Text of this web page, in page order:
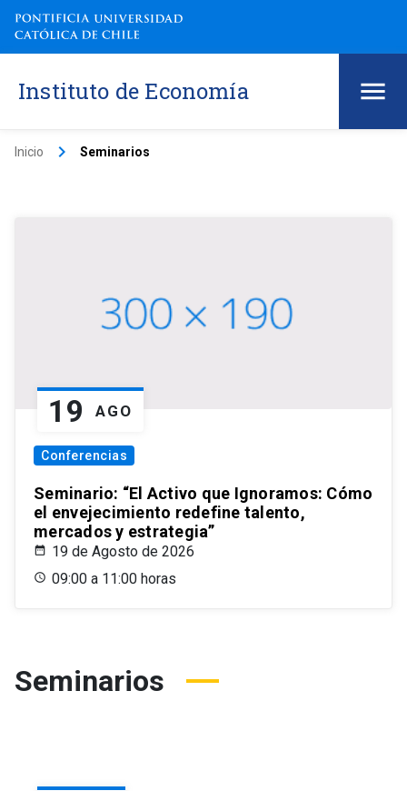
Instituto de Economía
Inicio keyboard_arrow_right Seminarios
19 AGO
Conferencias
Seminario: “El Activo que Ignoramos: Cómo
el envejecimiento redefine talento,
mercados y estrategia”
19 de Agosto de 2026
09:00 a 11:00 horas
Seminarios